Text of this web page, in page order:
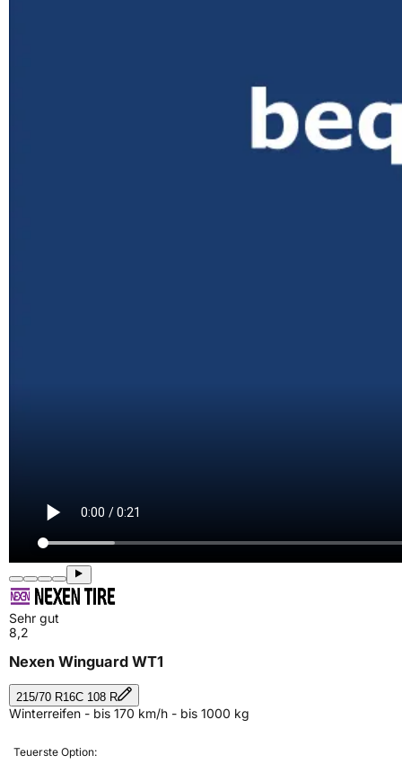
Sehr gut
8,2
Nexen Winguard WT1
215/70 R16C 108 R
Winterreifen - bis 170 km/h - bis 1000 kg
Teuerste Option: